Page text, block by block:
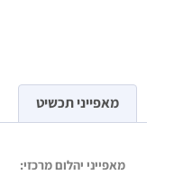
מאפייני תכשיט
מאפייני יהלום מרכזי: